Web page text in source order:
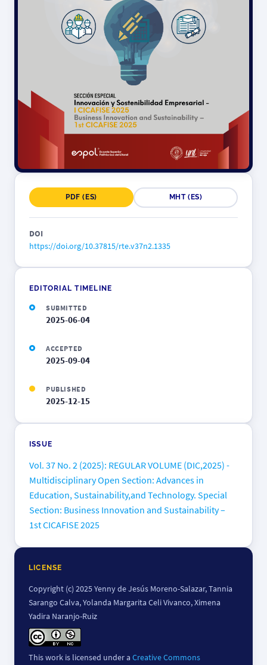
PDF (ES) MHT (ES)
DOI
https://doi.org/10.37815/rte.v37n2.1335
EDITORIAL TIMELINE
SUBMITTED
2025-06-04
ACCEPTED
2025-09-04
PUBLISHED
2025-12-15
ISSUE
Vol. 37 No. 2 (2025): REGULAR VOLUME (DIC,2025) -
Multidisciplinary Open Section: Advances in
Education, Sustainability,and Technology. Special
Section: Business Innovation and Sustainability –
1st CICAFISE 2025
LICENSE
Copyright (c) 2025 Yenny de Jesús Moreno-Salazar, Tannia
Sarango Calva, Yolanda Margarita Celi Vivanco, Ximena
Yadira Naranjo-Ruiz
This work is licensed under a Creative Commons